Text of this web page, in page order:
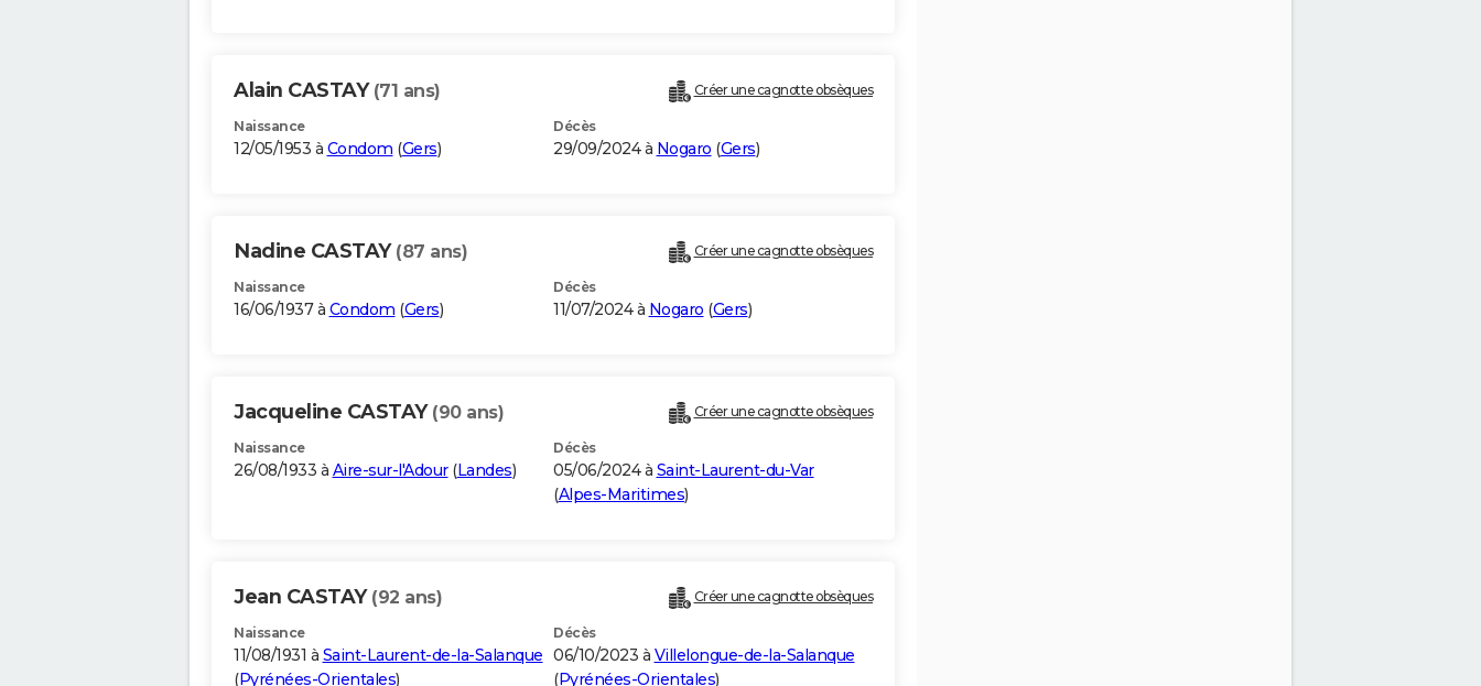
Alain CASTAY (71 ans) Créer une cagnotte obsèques
Naissance
12/05/1953 à Condom (Gers)
Décès
29/09/2024 à Nogaro (Gers)
Nadine CASTAY (87 ans) Créer une cagnotte obsèques
Naissance
16/06/1937 à Condom (Gers)
Décès
11/07/2024 à Nogaro (Gers)
Jacqueline CASTAY (90 ans) Créer une cagnotte obsèques
Naissance
26/08/1933 à Aire-sur-l'Adour(Landes)
Décès
05/06/2024 à Saint-Laurent-du-Var
(Alpes-Maritimes)
Jean CASTAY (92 ans) Créer une cagnotte obsèques
Naissance
11/08/1931 à Saint-Laurent-de-la-Salanque
(Pyrénées-Orientales)
Décès
06/10/2023 à Villelongue-de-la-Salanque
(Pyrénées-Orientales)